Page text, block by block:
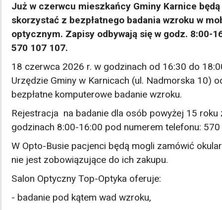
Już w czerwcu mieszkańcy Gminy Karnice
skorzystać z bezpłatnego badania wzroku w
optycznym. Zapisy odbywają się w godz. 8:00-
570 107 107.
18 czerwca 2026 r. w godzinach od 16:30 do
Urzędzie Gminy w Karnicach (ul. Nadmorska 10)
bezpłatne komputerowe badanie wzroku.
Rejestracja na badanie dla osób powyżej 15 roku
godzinach 8:00-16:00 pod numerem telefonu:
W Opto-Busie pacjenci będą mogli zamówić
nie jest zobowiązujące do ich zakupu.
Salon Optyczny Top-Optyka oferuje:
- badanie pod kątem wad wzroku,